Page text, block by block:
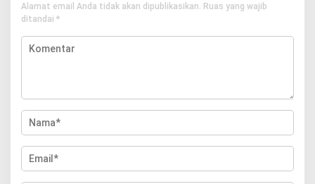
Alamat email Anda tidak akan dipublikasikan. Ruas yang wajib
ditandai *